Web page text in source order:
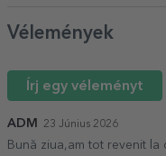
Vélemények
Írj egy véleményt
ADM 23 Június 2026
Bună ziua,am tot revenit